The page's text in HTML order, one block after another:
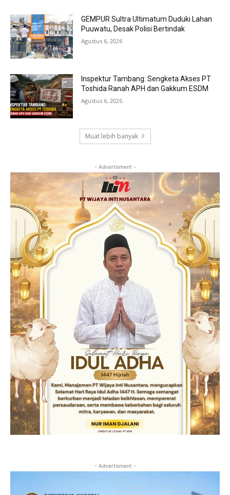
GEMPUR Sultra Ultimatum Duduki Lahan
Puuwatu, Desak Polisi Bertindak
Agustus 6, 2026
Inspektur Tambang: Sengketa Akses PT
Toshida Ranah APH dan Gakkum ESDM
Agustus 6, 2026
Muat lebih banyak
- Advertisment -
- Advertisment -